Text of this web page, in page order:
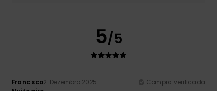
5/5
Francisco2. Dezembro 2025
Compra verificada